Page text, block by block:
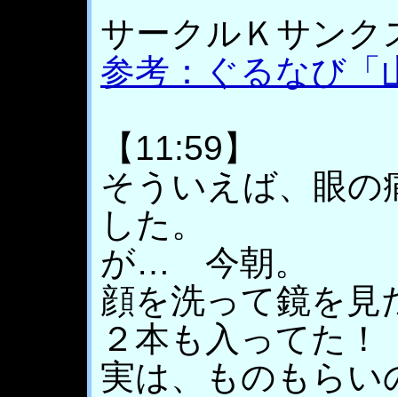
サークルＫサンク
参考：ぐるなび「
【11:59】
そういえば、眼
した。
が… 今朝。
顔を洗って鏡を見
２本も入ってた！
実は、ものもら